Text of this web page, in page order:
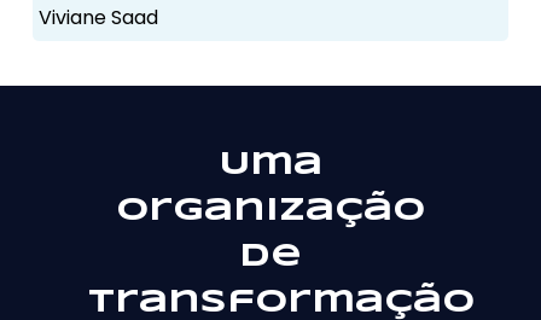
Viviane Saad
Uma
Organização
de
Transformação